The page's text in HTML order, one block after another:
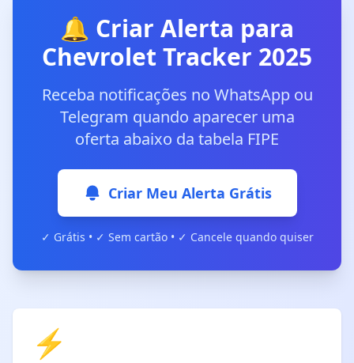
🔔 Criar Alerta para
Chevrolet Tracker 2025
Receba notificações no WhatsApp ou
Telegram quando aparecer uma
oferta abaixo da tabela FIPE
Criar Meu Alerta Grátis
✓ Grátis • ✓ Sem cartão • ✓ Cancele quando quiser
⚡